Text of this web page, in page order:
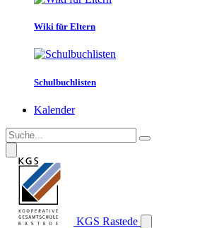
Wiki für Eltern
Schulbuchlisten
Kalender
KGS Rastede